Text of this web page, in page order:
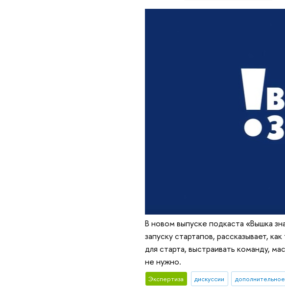
В новом выпуске подкаста «Вышка
запуску стартапов, рассказывает,
для старта, выстраивать команду,
не нужно.
Экспертиза дискуссии